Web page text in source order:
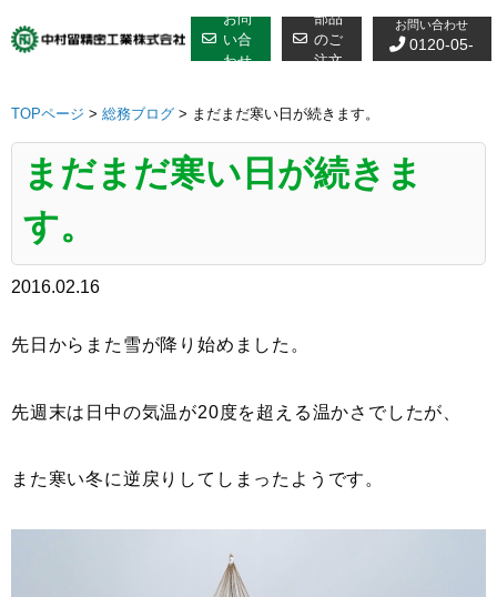
to
お問
い合
わせ
部品
のご
注文
お問い合わせ
0120-05-
TOPページ > 総務ブログ > まだまだ寒い日が続きます。
まだまだ寒い日が続きま
す。
2016.02.16
先日からまた雪が降り始めました。
先週末は日中の気温が20度を超える温かさでしたが、
また寒い冬に逆戻りしてしまったようです。